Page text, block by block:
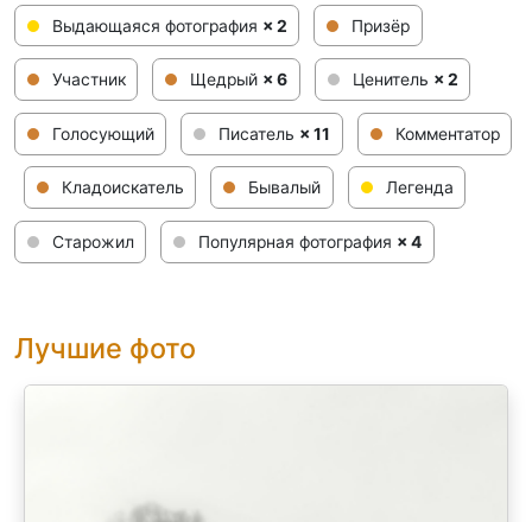
Выдающаяся фотография × 2 Призёр
Участник Щедрый × 6 Ценитель × 2
Голосующий Писатель × 11 Комментатор
Кладоискатель Бывалый Легенда
Старожил Популярная фотография × 4
Лучшие фото